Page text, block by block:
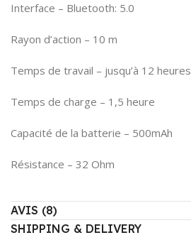
Interface – Bluetooth: 5.0
Rayon d’action – 10 m
Temps de travail – jusqu’à 12 heures
Temps de charge – 1,5 heure
Capacité de la batterie – 500mAh
Résistance – 32 Ohm
AVIS (8)
SHIPPING & DELIVERY